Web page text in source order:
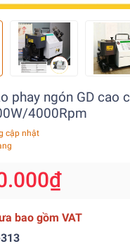
phay ngón GD cao
4000Rpm
cập nhật
bao gồm VAT